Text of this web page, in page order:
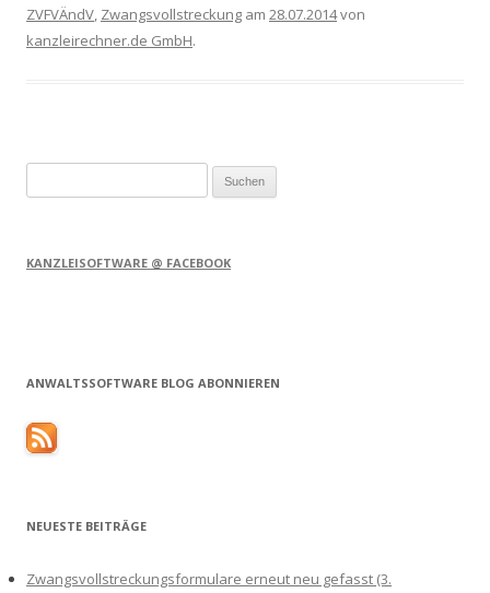
ZVFVÄndV, Zwangsvollstreckung am 28.07.2014von
kanzleirechner.de GmbH.
nach:
KANZLEISOFTWARE @ FACEBOOK
ANWALTSSOFTWARE BLOG ABONNIEREN
NEUESTE BEITRÄGE
Zwangsvollstreckungsformulare erneut neu gefasst (3.